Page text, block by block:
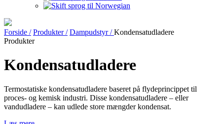
Forside / Produkter / Dampudstyr /Kondensatudladere
Produkter
Kondensatudladere
Termostatiske kondensatudladere baseret på flydeprincippet til
proces- og kemisk industri. Disse kondensatudladere – eller
vandudladere – kan udlede store mængder kondensat.